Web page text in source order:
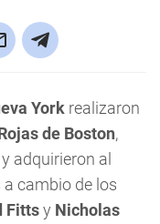
York realizaron
de Boston,
adquirieron al
cambio de los
Fittsy Nicholas